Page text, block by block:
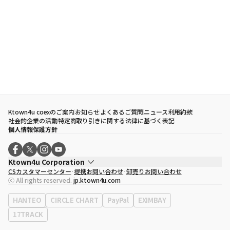
Ktown4u coexのご案内お知らせよくあるご質問ニュース利用約款
社会的企業の活動特定商取り引きに関する法律に基づく表記
個人情報保護方針
Ktown4u Corporation
代表取締役
ソン・ヒョミン
事業者登録番号120-87-71116
eContext
0120-23-7523
事務所住所
ソウル特別市江南区永東大路513、3階(三成洞、coex)
CSカスタマーセンター 提携お問い合わせ 卸売りお問い合わせ
ⓒ All rights reserved. jp.ktown4u.com
HANTEO CIRCLE CHART PayPal
EXIMBAY
17TRACK